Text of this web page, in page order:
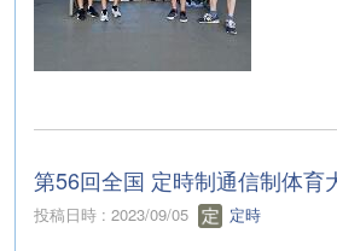
第56回全国 定時制通信制体育
投稿日時 : 2023/09/05 定時